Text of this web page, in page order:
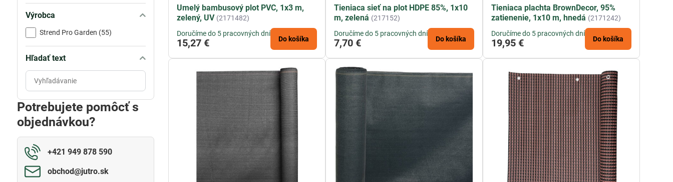
Umelý bambusový plot PVC, 1x3 m,
zelený, UV (2171482)
Doručíme do 5 pracovných dní
15,27 € Do košíka
Tieniaca sieť na plot HDPE 85%, 1x10
m, zelená (217152)
Doručíme do 5 pracovných dní
7,70 € Do košíka
Tieniaca plachta BrownDecor, 95%
zatienenie, 1x10 m, hnedá (2171242)
Doručíme do 5 pracovných dní
19,95 € Do košíka
Výrobca
Strend Pro Garden (55)
Hľadať text
Prehľadať
výsledky
filtra
fulltextom
Potrebujete pomôcť s
objednávkou?
+421 949 878 590
obchod​@jutro​.sk